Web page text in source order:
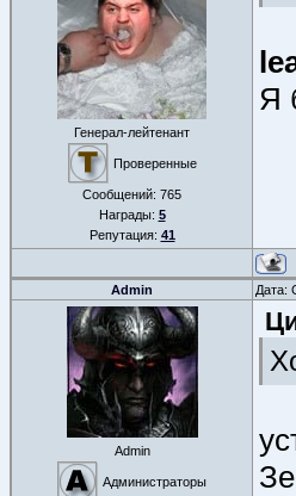
Генерал-лейтенант
Проверенные
Сообщений: 765
Награды: 5
Репутация: 41
Я
Admin Дата:
Admin
Администраторы